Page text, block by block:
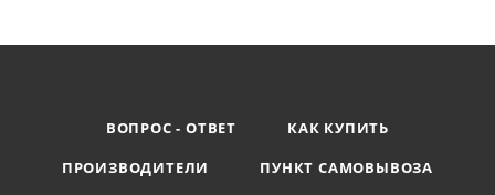
ВОПРОС - ОТВЕТ
КАК КУПИТЬ
ПРОИЗВОДИТЕЛИ
ПУНКТ САМОВЫВОЗА